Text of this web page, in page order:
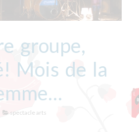
groupe,
Mois de la
spectacle arts